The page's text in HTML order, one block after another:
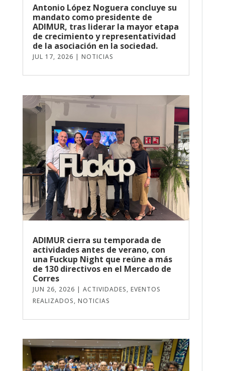
Antonio López Noguera concluye su
mandato como presidente de
ADIMUR, tras liderar la mayor etapa
de crecimiento y representatividad
de la asociación en la sociedad.
JUL 17, 2026 | NOTICIAS
ADIMUR cierra su temporada de
actividades antes de verano, con
una Fuckup Night que reúne a más
de 130 directivos en el Mercado de
Corres
JUN 26, 2026 | ACTIVIDADES, EVENTOS
REALIZADOS, NOTICIAS